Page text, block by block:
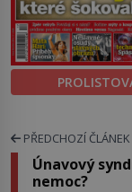
PŘEDCHOZÍ ČLÁNEK
Únavový
nemoc?